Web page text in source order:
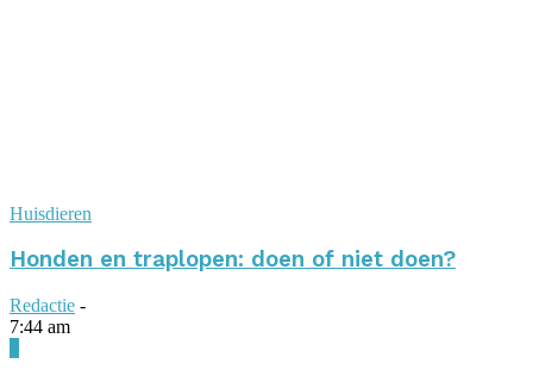
Huisdieren
Honden en traplopen: doen of niet doen?
Redactie -
7:44 am